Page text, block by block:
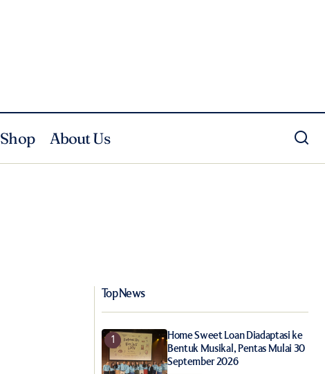
Shop About Us
Top News
Home Sweet Loan Diadaptasi ke
Bentuk Musikal, Pentas Mulai 30
September 2026